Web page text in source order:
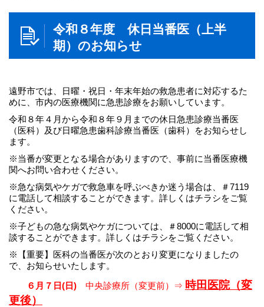
令和８年度 休日当番医（上半
期）のお知らせ
遠野市では、日曜・祝日・年末年始の救急患者に対応するた
めに、市内の医療機関に急患診療をお願いしています。
令和８年４月から令和８年９月までの休日急患診療当番医
（医科）及び日曜急患歯科診療当番医（歯科）をお知らせし
ます。
※当番が変更となる場合がありますので、事前に当番医療機
関へお問い合わせください。
※急な病気やケガで救急車を呼ぶべきか迷う場合は、＃7119
に電話して相談することができます。詳しくはチラシをご覧
ください。
※子どもの急な病気やケガについては、＃8000に電話して相
談することができます。詳しくはチラシをご覧ください。
※【重要】医科の当番医が次のとおり変更になりましたの
で、お知らせいたします。
６月７日(日) 中央診療所（変更前）⇒ 時田医院（変
更後）